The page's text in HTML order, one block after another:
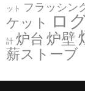
ット
フラッシン
ケット
ロ
計 炉台 炉壁
薪ストーブ